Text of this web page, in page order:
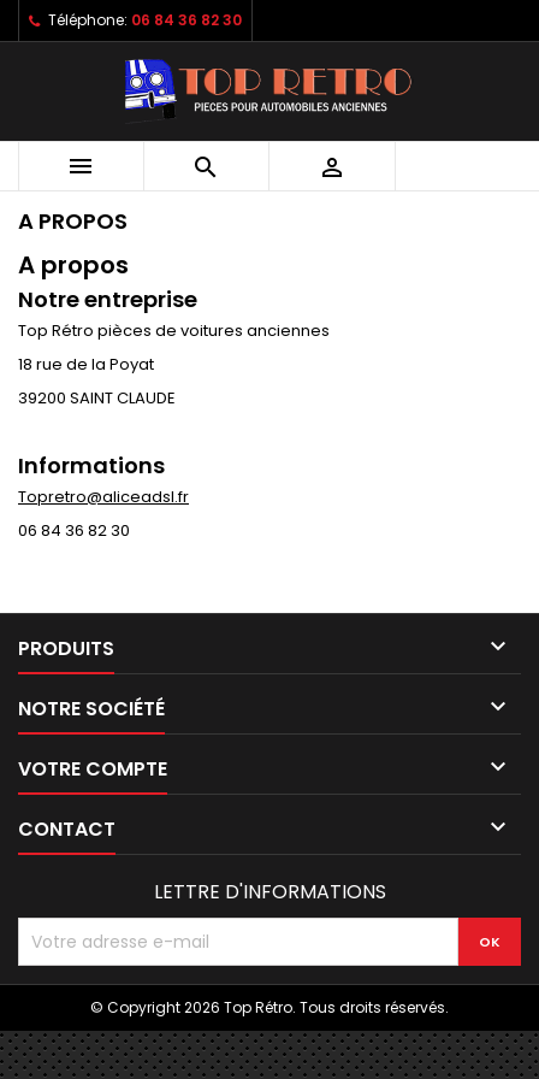
Téléphone: 06 84 36 82 30
  
A PROPOS
A propos
Notre entreprise
Top Rétro pièces de voitures anciennes
18 rue de la Poyat
39200 SAINT CLAUDE
Informations
Topretro@aliceadsl.fr
06 84 36 82 30
PRODUITS 
NOTRE SOCIÉTÉ 
VOTRE COMPTE 
CONTACT 
LETTRE D'INFORMATIONS
© Copyright 2026 Top Rétro. Tous droits réservés.